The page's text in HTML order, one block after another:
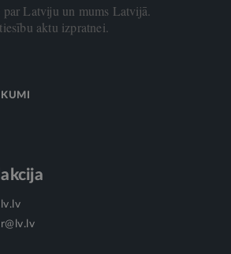
par Latviju un mums Latvijā.
aktu izpratnei.